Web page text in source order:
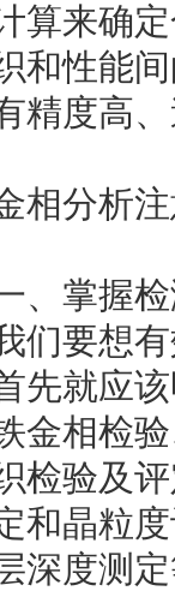
算来确
和性能
精度高
相分析
、掌握
们要想
先就应
金相检
检验及
和晶粒
深度测